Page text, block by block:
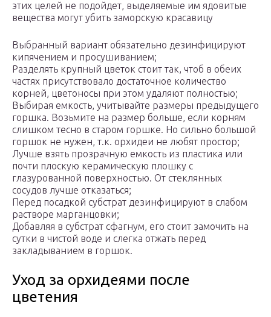
этих целей не подойдет, выделяемые им ядовитые
вещества могут убить заморскую красавицу
Выбранный вариант обязательно дезинфицируют
кипячением и просушиванием;
Разделять крупный цветок стоит так, чтоб в обеих
частях присутствовало достаточное количество
корней, цветоносы при этом удаляют полностью;
Выбирая емкость, учитывайте размеры предыдущего
горшка. Возьмите на размер больше, если корням
слишком тесно в старом горшке. Но сильно большой
горшок не нужен, т.к. орхидеи не любят простор;
Лучше взять прозрачную емкость из пластика или
почти плоскую керамическую плошку с
глазурованной поверхностью. От стеклянных
сосудов лучше отказаться;
Перед посадкой субстрат дезинфицируют в слабом
растворе марганцовки;
Добавляя в субстрат сфагнум, его стоит замочить на
сутки в чистой воде и слегка отжать перед
закладыванием в горшок.
Уход за орхидеями после
цветения